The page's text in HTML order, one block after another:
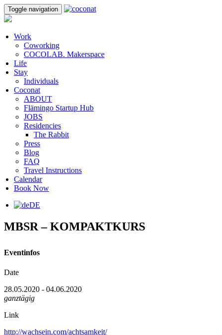
Toggle navigation
Work
Coworking
COCOLAB. Makerspace
Life
Stay
Individuals
Coconat
ABOUT
Flämingo Startup Hub
JOBS
Residencies
The Rabbit
Press
Blog
FAQ
Travel Instructions
Calendar
Book Now
DE
MBSR – KOMPAKTKURS
Eventinfos
Date
28.05.2020 - 04.06.2020
ganztägig
Link
http://wachsein.com/achtsamkeit/